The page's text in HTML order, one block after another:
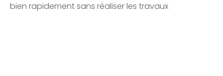
bien rapidement sans réaliser les travaux